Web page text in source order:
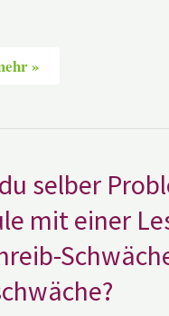
»
selber
mit einer